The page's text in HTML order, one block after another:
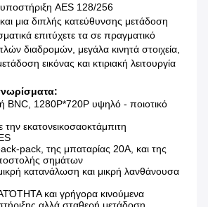
AES 128/256
μια διπλής κατεύθυνσης μετάδοση
επιτύχετε τα σε πραγματικό
διαδρομών, μεγάλα κινητά στοιχεία,
εικόνας και κτιριακή λειτουργία
BNC, 1280P*720P υψηλό - ποιοτικό
εκατονεικοσαοκτάμπιτη
pack, της μπαταρίας 20A, και της
σημάτων
κατανάλωση και μικρή λανθάνουσα
και γρήγορα κινούμενα